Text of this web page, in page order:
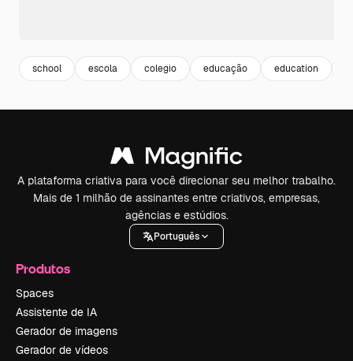
school escola colegio educação education
A plataforma criativa para você direcionar seu melhor trabalho.
Mais de 1 milhão de assinantes entre criativos, empresas,
agências e estúdios.
Português
Produtos
Spaces
Assistente de IA
Gerador de imagens
Gerador de vídeos